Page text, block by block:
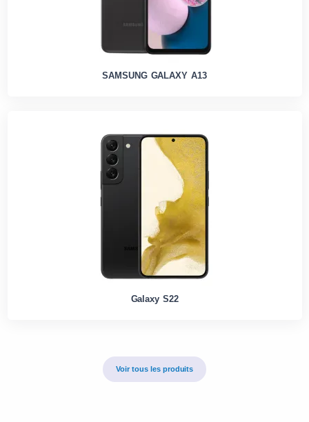
SAMSUNG GALAXY A13
Galaxy S22
Voir tous les produits